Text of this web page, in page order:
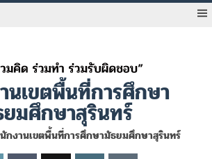
นเขตพื้นที่การศึกษา
มศึกษาสุรินทร์
กงานเขตพื้นที่การศึกษามัธยมศึกษาสุรินทร์